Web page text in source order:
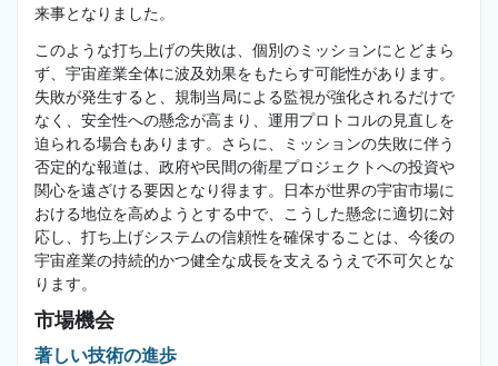
来事となりました。
このような打ち上げの失敗は、個別のミッションにとどまら
ず、宇宙産業全体に波及効果をもたらす可能性があります。
失敗が発生すると、規制当局による監視が強化されるだけで
なく、安全性への懸念が高まり、運用プロトコルの見直しを
迫られる場合もあります。さらに、ミッションの失敗に伴う
否定的な報道は、政府や民間の衛星プロジェクトへの投資や
関心を遠ざける要因となり得ます。日本が世界の宇宙市場に
おける地位を高めようとする中で、こうした懸念に適切に対
応し、打ち上げシステムの信頼性を確保することは、今後の
宇宙産業の持続的かつ健全な成長を支えるうえで不可欠とな
ります。
市場機会
著しい技術の進歩